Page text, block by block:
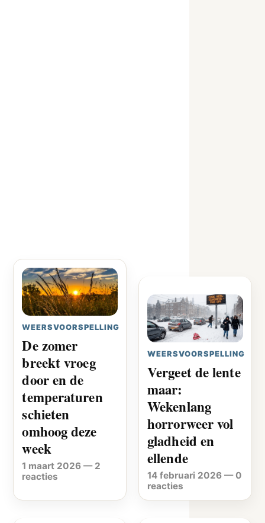
WEERSVOORSPELLING
De zomer
breekt vroeg
door en de
temperaturen
schieten
omhoog deze
week
1 maart 2026 — 2
reacties
WEERSVOORSPELLING
Vergeet de lente
maar:
Wekenlang
horrorweer vol
gladheid en
ellende
14 februari 2026 —0
reacties